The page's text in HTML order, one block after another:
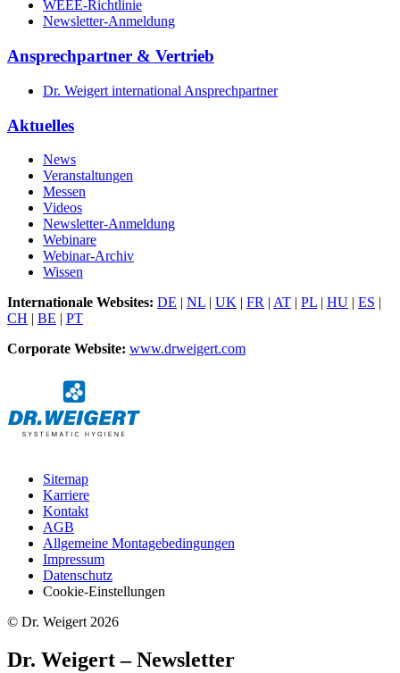
WEEE-Richtlinie
Newsletter-Anmeldung
Ansprechpartner & Vertrieb
Dr. Weigert international Ansprechpartner
Aktuelles
News
Veranstaltungen
Messen
Videos
Newsletter-Anmeldung
Webinare
Webinar-Archiv
Wissen
Internationale Websites: DE | NL | UK | FR | AT | PL | HU | ES |
CH | BE | PT
Corporate Website: www.drweigert.com
Sitemap
Karriere
Kontakt
AGB
Allgemeine Montagebedingungen
Impressum
Datenschutz
Cookie-Einstellungen
© Dr. Weigert 2026
Dr. Weigert – Newsletter